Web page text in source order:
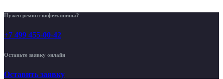
Нужен ремонт кофемашины?
+7 499 455-00-42
Оставьте заявку онлайн
Оставить заявку